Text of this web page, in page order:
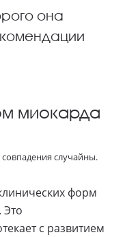
она
миокарда
случайны.
форм
с развитием